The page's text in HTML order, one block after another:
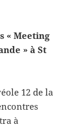
« Meeting
» à St
12 de la
à